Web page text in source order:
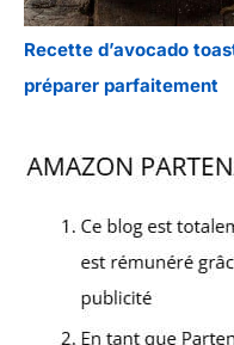
Recette d’avocado
préparer parfaitement